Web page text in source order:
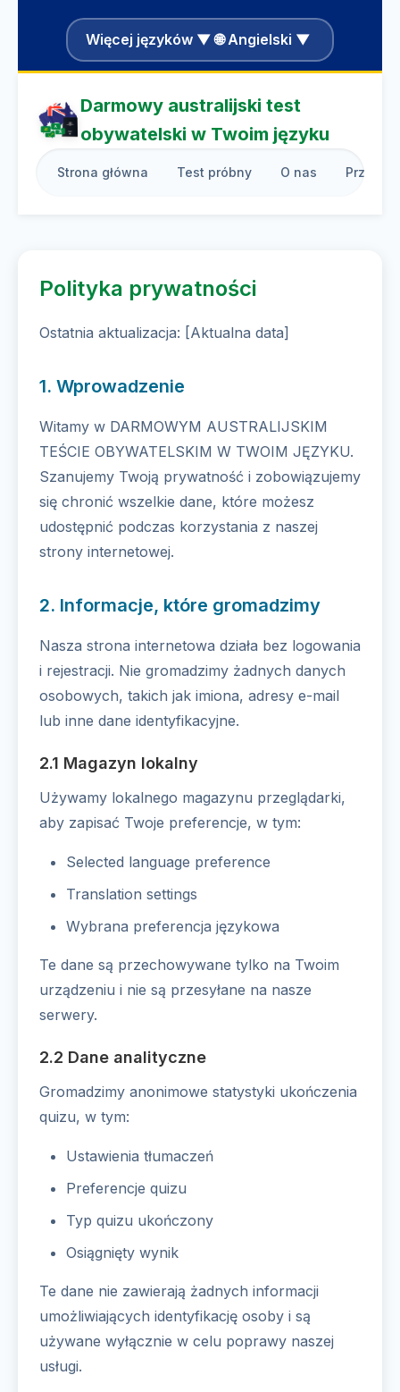
Więcej języków ▼ 🌐 Angielski ▼
Darmowy australijski test
obywatelski w Twoim języku
Strona główna Test próbny O nas
Polityka prywatności
Ostatnia aktualizacja: [Aktualna data]
1. Wprowadzenie
Witamy w DARMOWYM AUSTRALIJSKIM
TEŚCIE OBYWATELSKIM W TWOIM JĘZYKU.
Szanujemy Twoją prywatność i zobowiązujemy
się chronić wszelkie dane, które możesz
udostępnić podczas korzystania z naszej
strony internetowej.
2. Informacje, które gromadzimy
Nasza strona internetowa działa bez logowania
i rejestracji. Nie gromadzimy żadnych danych
osobowych, takich jak imiona, adresy e-mail
lub inne dane identyfikacyjne.
2.1 Magazyn lokalny
Używamy lokalnego magazynu przeglądarki,
aby zapisać Twoje preferencje, w tym:
Selected language preference
Translation settings
Wybrana preferencja językowa
Te dane są przechowywane tylko na Twoim
urządzeniu i nie są przesyłane na nasze
serwery.
2.2 Dane analityczne
Gromadzimy anonimowe statystyki ukończenia
quizu, w tym:
Ustawienia tłumaczeń
Preferencje quizu
Typ quizu ukończony
Osiągnięty wynik
Te dane nie zawierają żadnych informacji
umożliwiających identyfikację osoby i są
używane wyłącznie w celu poprawy naszej
usługi.